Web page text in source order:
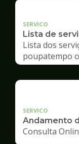
SERVICO
Lista de
Lista dos
poupatempo
SERVICO
Andamento
Consulta